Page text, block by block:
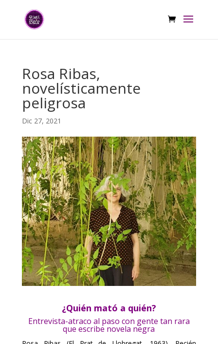
Rosa Ribas,
novelísticamente
peligrosa
Dic 27, 2021
¿Quién mató a quién?
Entrevista-atraco al paso con gente tan rara
que escribe novela negra